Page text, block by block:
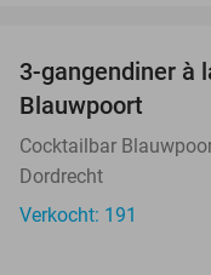
3-gangendiner à
Blauwpoort
Cocktailbar
Dordrecht
Verkocht: 191